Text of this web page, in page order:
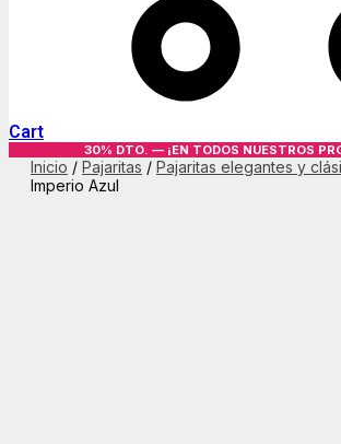
Cart
30% DTO. — ¡EN TODOS NUESTROS
Inicio / Pajaritas / Pajaritas elegantes y
Imperio Azul